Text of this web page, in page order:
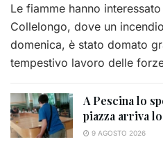
Le fiamme hanno
Collelongo, dove un
domenica, è stato domato
tempestivo lavoro delle
A Pescina lo
piazza arriva
9 AGOSTO 2026